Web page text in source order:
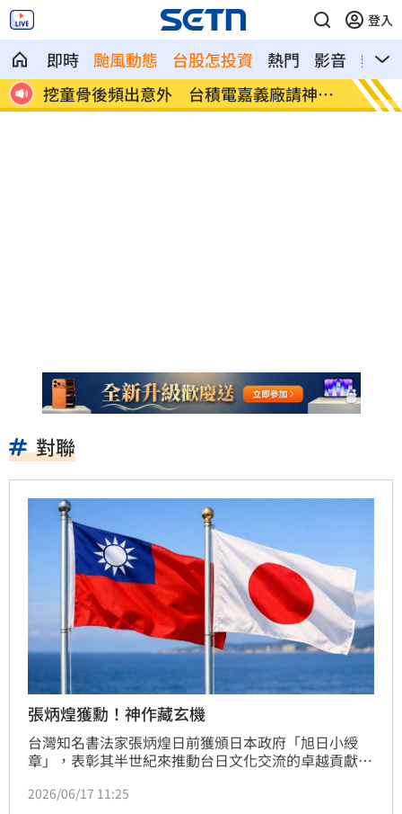
登入
即時 颱風動態 台股怎投資 熱門 影音
熱搜
鎮
這吃法頂呱呱「青花椒鹹酥雞＋角嗨」開
賣
韓股
對聯
張炳煌獲勳！神作藏玄機
台灣知名書法家張炳煌日前獲頒日本政府「旭日小綬
章」，表彰其半世紀來推動台日文化交流的卓越貢獻。
展示張炳煌巧妙將「邦友」與「日台」嵌入字首尾的對
2026/06/17 11:25